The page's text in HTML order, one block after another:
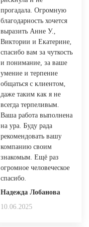
прогадала. Огромную
благодарность хочется
выразить Анне У.,
Виктории и Екатерине,
спасибо вам за чуткость
и понимание, за ваше
умение и терпение
общаться с клиентом,
даже таким как я не
всегда терпеливым.
Ваша работа выполнена
на ура. Буду рада
рекомендовать вашу
компанию своим
знакомым. Ещё раз
огромное человеческое
спасибо.
Надежда Лобанова
10.06.2025